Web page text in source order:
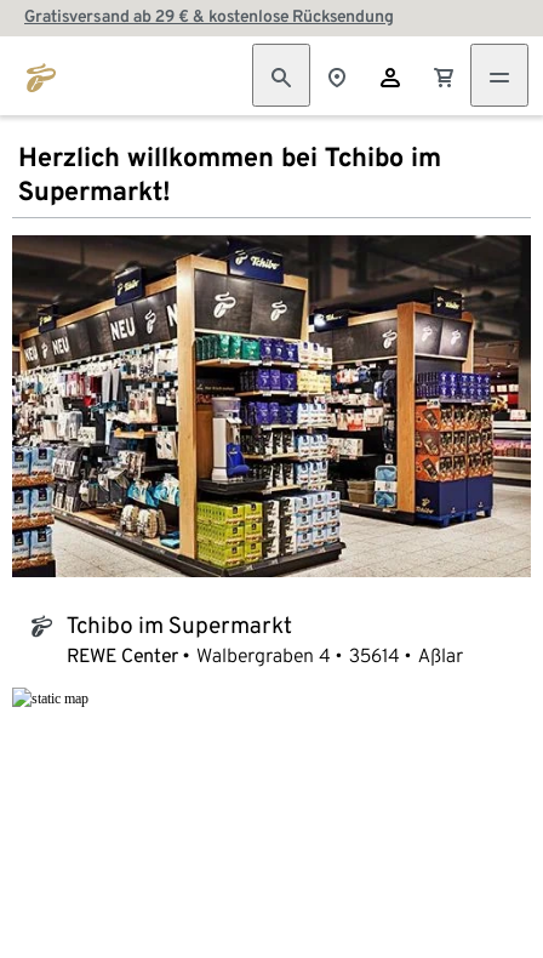
Gratisversand ab 29 € & kostenlose Rücksendung
Herzlich willkommen bei Tchibo im
Supermarkt!
tchibo_logo Tchibo im Supermarkt
REWE Center Walbergraben 4 35614 Aßlar